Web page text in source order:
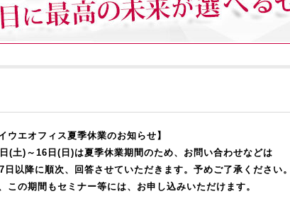
イウエオフィス夏季休業のお知らせ】
(土)～16日(日)は夏季休業期間のため、お問い合わせなどは
日以降に順次、回答させていただきます。予めご了承ください
この期間もセミナー等には、お申し込みいただけます。